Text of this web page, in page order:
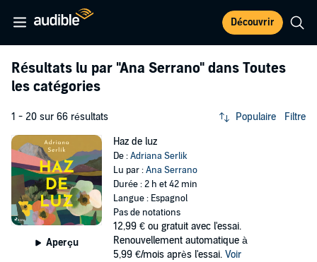
Découvrir
Résultats lu par "Ana Serrano" dans Toutes
les catégories
1 - 20 sur 66 résultats Populaire Filtre
Aperçu
Haz de luz
De :Adriana Serlik
Lu par :Ana Serrano
Durée : 2 h et 42 min
Langue : Espagnol
Pas de notations
12,99 € ou gratuit avec l'essai.
Renouvellement automatique à
5,99 €/mois après l'essai. Voir